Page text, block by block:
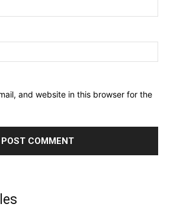
and website in this browser for the